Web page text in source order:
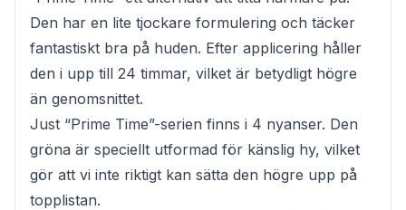
Den har en lite tjockare formulering och täcker
fantastiskt bra på huden. Efter applicering håller
den i upp till 24 timmar, vilket är betydligt högre
än genomsnittet.
Just “Prime Time”-serien finns i 4 nyanser. Den
gröna är speciellt utformad för känslig hy, vilket
gör att vi inte riktigt kan sätta den högre upp på
topplistan.